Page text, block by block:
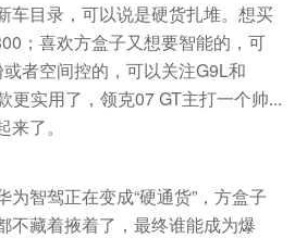
车目录，可以说是硬货扎堆。想买
；喜欢方盒子又想要智能的，可
者空间控的，可以关注G9L和
更实用了，领克07 GT主打一个帅...
了。
智驾正在变成“硬通货”，方盒子
不藏着掖着了，最终谁能成为爆